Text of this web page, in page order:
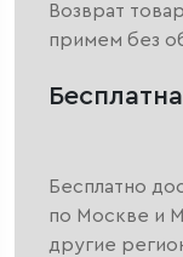
Возврат
примем без
Бесплатно
по Москве и
другие